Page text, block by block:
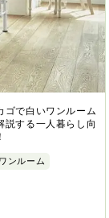
ゴで白いワンルーム
説する一人暮らし向
ワンルーム